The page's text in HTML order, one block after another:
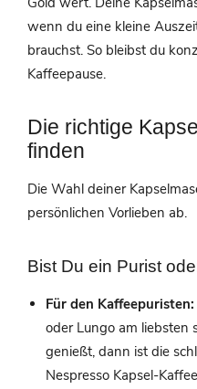
wenn du eine kleine
brauchst. So bleibst du
Kaffeepause.
Die richtige
finden
Die Wahl deiner
persönlichen Vorlieben ab.
Bist Du ein Purist
Für den Kaffeepuristen:
oder Lungo am
genießt, dann ist die
Nespresso Kapsel-